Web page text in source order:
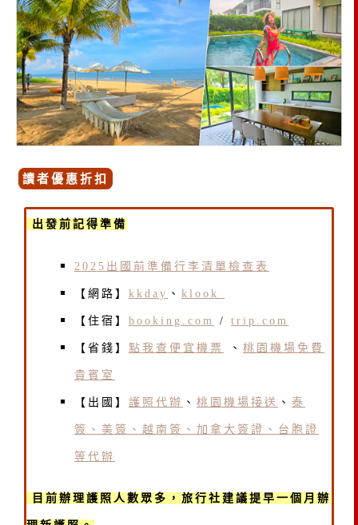
讀者優惠折扣
出發前記得準備
2025出國前準備行李清單檢查表
【網路】 kkday 、 klook
【住宿】 booking.com / trip.com
【省錢】 點我查便宜機票 、 桃園機場免費
貴賓室
【出國】 護照代辦 、 桃園機場接送 、 泰
簽、美簽、越南簽、加拿大簽證、台胞證
等代辦
目前辦理護照人數眾多，旅行社建議提早一個月辦